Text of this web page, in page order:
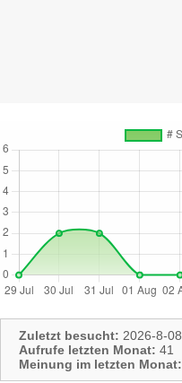
Zuletzt besucht: 2026-8-08
Aufrufe letzten Monat: 41
Meinung im letzten Monat: